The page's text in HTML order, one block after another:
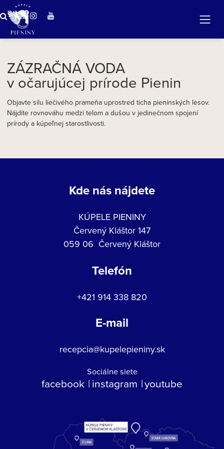
ZÁZRAČNÁ VODA
v očarujúcej prírode Pienin
Objavte silu liečivého prameňa uprostred ticha pieninských lesov.
Nájdite rovnováhu medzi telom a dušou v jedinečnom spojení
prírody a kúpeľnej starostlivosti.
Kde nás nájdete
KÚPELE PIENINY
Červený Kláštor 147
059 06 Červený Kláštor
Telefón
+421 914 338 820
E-mail
recepcia@kupelepieniny.sk
Sociálne siete
facebook instagram youtube